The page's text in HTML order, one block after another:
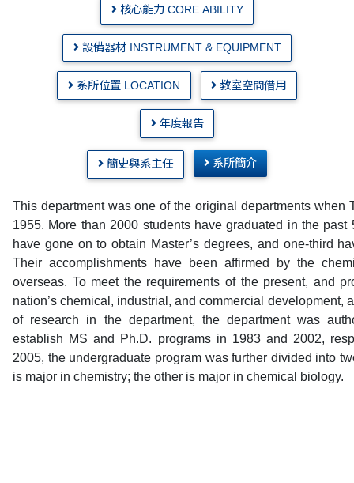
核心能力 CORE ABILITY
設備器材 INSTRUMENT & EQUIPMENT
系所位置 LOCATION 教室空間借用
年度報告
簡史與系主任 系所簡介
This department was one of the original departments when
1955. More than 2000 students have graduated in the past
have gone on to obtain Master’s degrees, and one-third
Their accomplishments have been affirmed by the
overseas. To meet the requirements of the present, and
nation’s chemical, industrial, and commercial development,
of research in the department, the department was
establish MS and Ph.D. programs in 1983 and 2002,
2005, the undergraduate program was further divided into
is major in chemistry; the other is major in chemical biology.